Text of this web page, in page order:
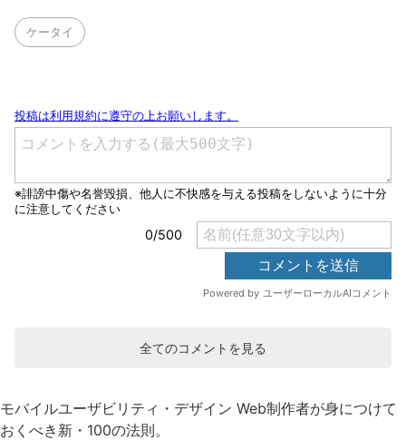
ケータイ
全てのコメントを見る
モバイルユーザビリティ・デザイン Web制作者が身につけて
おくべき新・100の法則。